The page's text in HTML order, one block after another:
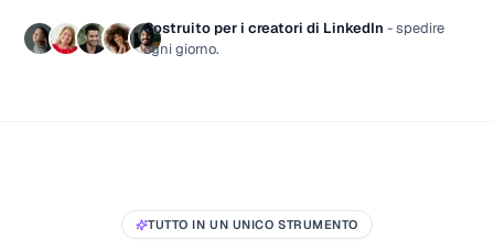
Costruito per i creatori di LinkedIn - spedire
ogni giorno.
TUTTO IN UN UNICO STRUMENTO